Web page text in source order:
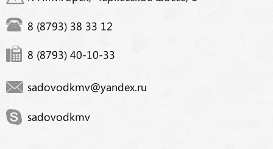
8 (8793) 38 33 12
8 (8793) 40-10-33
sadovodkmv@yandex.ru
sadovodkmv